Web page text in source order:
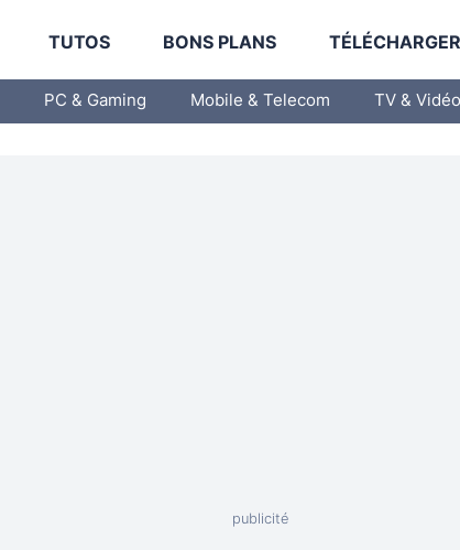
TUTOS BONS PLANS
PC & Gaming Mobile & Telecom TV & Vidéo